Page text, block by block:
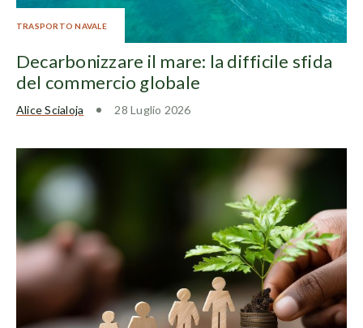
TRASPORTO NAVALE
Decarbonizzare il mare: la difficile sfida
del commercio globale
Alice Scialoja 28 Luglio 2026